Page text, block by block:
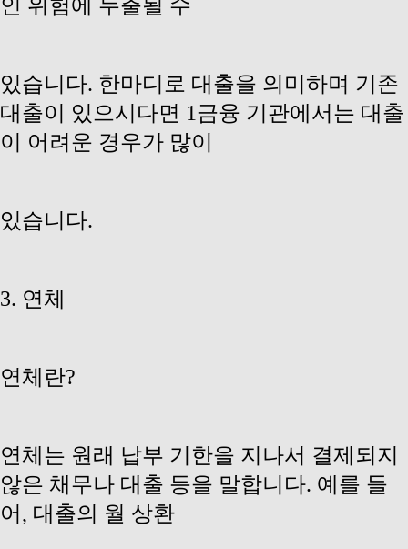
인 위험에 누출될 수
있습니다. 한마디로 대출을 의미하며 기존
대출이 있으시다면 1금융 기관에서는 대출
이 어려운 경우가 많이
있습니다.
3. 연체
연체란?
연체는 원래 납부 기한을 지나서 결제되지
않은 채무나 대출 등을 말합니다. 예를 들
어, 대출의 월 상환